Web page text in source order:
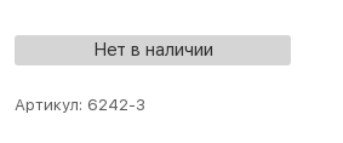
Нет в наличии
Артикул: 6242-3